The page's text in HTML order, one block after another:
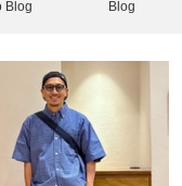
Blog Blog